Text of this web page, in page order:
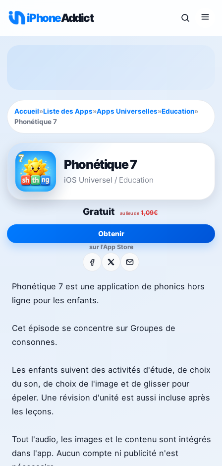
iPhoneAddict
Accueil»Liste des Apps»Apps Universelles»Education»
Phonétique 7
Phonétique 7
iOS Universel / Education
Gratuit au lieu de 1,09€
Obtenir
sur l'App Store
Facebook E-mail
Phonétique 7 est une application de phonics hors
ligne pour les enfants.
Cet épisode se concentre sur Groupes de
consonnes.
Les enfants suivent des activités d'étude, de choix
du son, de choix de l'image et de glisser pour
épeler. Une révision d'unité est aussi incluse après
les leçons.
Tout l'audio, les images et le contenu sont intégrés
dans l'app. Aucun compte ni publicité n'est